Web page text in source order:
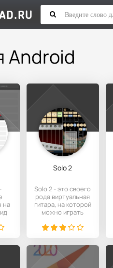
Android
на
Solo 2
Solo 2 - это своего
рода виртуальная
гитара, на которой
можно играть
мобильном